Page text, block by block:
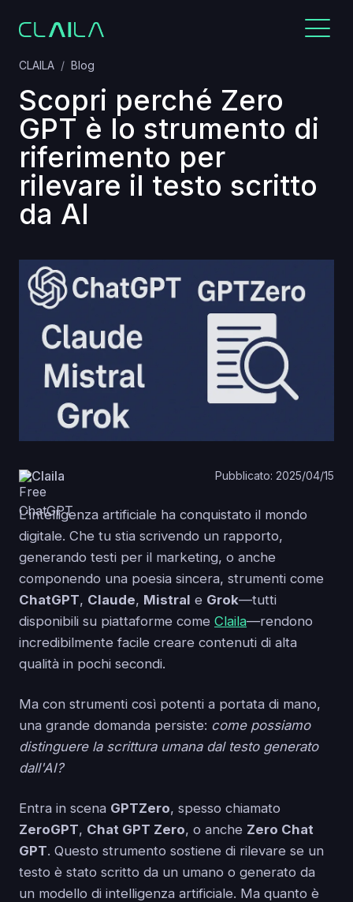
CLAILA Blog
Scopri perché Zero
GPT è lo strumento di
riferimento per
rilevare il testo scritto
da AI
Claila Pubblicato: 2025/04/15
L'intelligenza artificiale ha conquistato il mondo
digitale. Che tu stia scrivendo un rapporto,
generando testi per il marketing, o anche
componendo una poesia sincera, strumenti come
ChatGPT, Claude, Mistral e Grok—tutti
disponibili su piattaforme come Claila—rendono
incredibilmente facile creare contenuti di alta
qualità in pochi secondi.
Ma con strumenti così potenti a portata di mano,
una grande domanda persiste: come possiamo
distinguere la scrittura umana dal testo generato
dall'AI?
Entra in scena GPTZero, spesso chiamato
ZeroGPT, Chat GPT Zero, o anche Zero Chat
GPT. Questo strumento sostiene di rilevare se un
testo è stato scritto da un umano o generato da
un modello di intelligenza artificiale. Ma quanto è